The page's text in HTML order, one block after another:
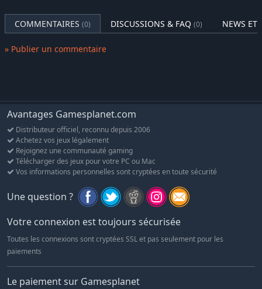
adaptez-vous aux conditions imprévisibles pour faire prospérer
vos terres agricoles. Supporterez-vous la fureur de la nature, ou
COMMENTAIRES (0) DISCUSSIONS & FAQ (0) NEWS ET
» Publier un commentaire
Avantages Gamesplanet.com
Distributeur officiel, reconnu depuis 2006
Achetez vos jeux légalement
Rejoignez une communauté gaming
Télécharger des jeux pour votre PC ou Mac
Vos informations personnelles sont cryptées en toute sécurité
Une question ?
Votre connexion est toujours sécurisée
Toutes les connexions sont cryptées SSL et pas seulement pour les
paiements
Le paiement sur Gamesplanet